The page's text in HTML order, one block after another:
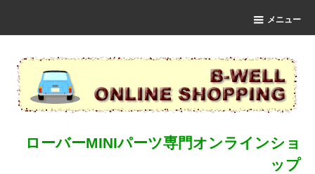
メニュー
ローバーMINIパーツ専門オンラインショ
ップ